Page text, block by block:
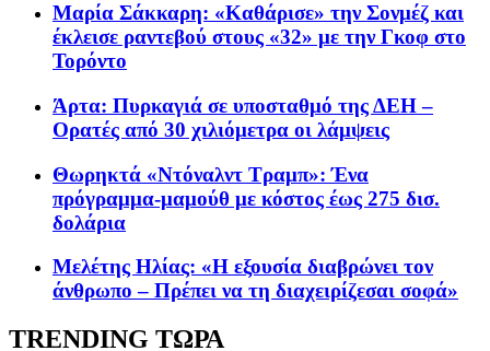
Μαρία Σάκκαρη: «Kαθάρισε» την Σονμέζ και
έκλεισε ραντεβού στους «32» με την Γκοφ στο
Τορόντο
Άρτα: Πυρκαγιά σε υποσταθμό της ΔΕΗ –
Ορατές από 30 χιλιόμετρα οι λάμψεις
Θωρηκτά «Ντόναλντ Τραμπ»: Ένα
πρόγραμμα-μαμούθ με κόστος έως 275 δισ.
δολάρια
Μελέτης Ηλίας: «Η εξουσία διαβρώνει τον
άνθρωπο – Πρέπει να τη διαχειρίζεσαι σοφά»
TRENDING ΤΩΡΑ